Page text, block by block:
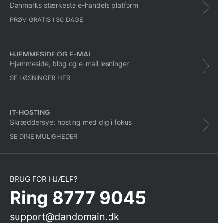
Danmarks stærkeste e-handels platform
PRØV GRATIS I 30 DAGE
HJEMMESIDE OG E-MAIL
Hjemmeside, blog og e-mail løsninger
SE LØSNINGER HER
IT-HOSTING
Skræddersyet hosting med dig i fokus
SE DINE MULIGHEDER
BRUG FOR HJÆLP?
Ring 8777 9045
support@dandomain.dk